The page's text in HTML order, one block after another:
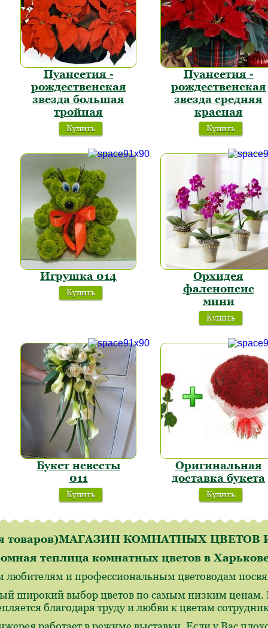
Пуансетия -
рождественская
звезда большая
тройная
Купить
Пуансетия -
рождественская
звезда средняя
красная
Купить
Игрушка 014
Купить
Орхидея
фаленопсис
мини
Купить
Букет невесты
011
Купить
Оригинальная
доставка букета
Купить
товаров)МАГАЗИН КОМНАТНЫХ
теплица комнатных цветов в
любителям и профессиональным цветоводам
широкий выбор цветов по самым низким ценам.
благодаря труду и любви к цветам